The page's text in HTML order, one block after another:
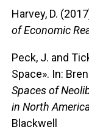
Harvey, D.
of Economic
Peck, J. and
Space». In:
Spaces of
in North
Blackwell